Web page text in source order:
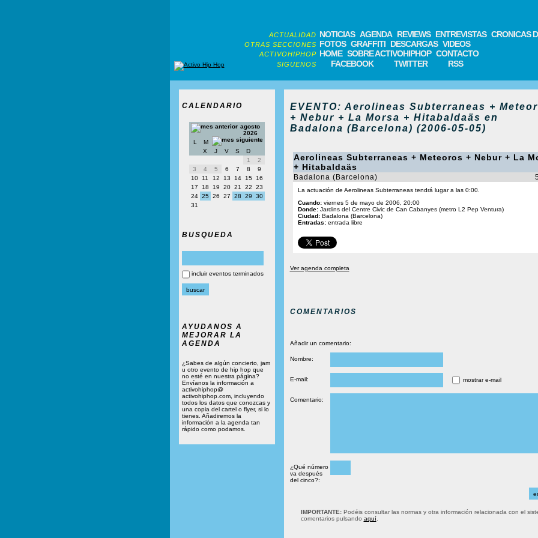
ACTUALIDAD NOTICIAS AGENDA REVIEWS ENTREVISTAS CRONICAS
OTRAS SECCIONES FOTOS GRAFFITI DESCARGAS VIDEOS
ACTIVOHIPHOP HOME SOBRE ACTIVOHIPHOP CONTACTO
SIGUENOS FACEBOOK TWITTER RSS
CALENDARIO
agosto
2026
L
M
X
J V S
D
1
2
3
4 5 6 7 8
9
10
11 12 13 14 15
16
17
18 19 20 21 22
23
24 25 26 27 28 29
30
31
BUSQUEDA
incluir eventos terminados
AYUDANOS A
MEJORAR LA
AGENDA
¿Sabes de algún concierto, jam
u otro evento de hip hop que
no esté en nuestra página?
Envíanos la información a
activohiphop@
activohiphop.com, incluyendo
todos los datos que conozcas y
una copia del cartel o flyer, si lo
tienes. Añadiremos la
información a la agenda tan
rápido como podamos.
EVENTO: Aerolineas Subterraneas +
+ Nebur + La Morsa + Hitabaldaäs en
Badalona (Barcelona) (2006-05-05)
Aerolineas Subterraneas + Meteoros + Nebur + La
+ Hitabaldaäs
Badalona (Barcelona)
La actuación de Aerolineas Subterraneas tendrá lugar a las 0:00.
Cuando:viernes 5 de mayo de 2006, 20:00
Donde:Jardins del Centre Civic de Can Cabanyes (metro L2 Pep Ventura)
Ciudad:Badalona (Barcelona)
Entradas: entrada libre
Ver agenda completa
COMENTARIOS
Añadir un comentario:
Nombre:
E-mail: mostrar e-mail
Comentario:
¿Qué número
va después
del cinco?:
IMPORTANTE:Podéis consultar las normas y otra información relacionada con el
comentarios pulsando aquí.